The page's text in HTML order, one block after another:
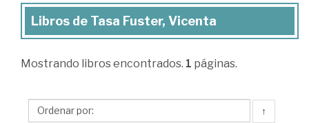
Libros
Tasa
Vicenta
Libros de Tasa Fuster, Vicenta
Mostrando libros encontrados. 1 páginas.
↑